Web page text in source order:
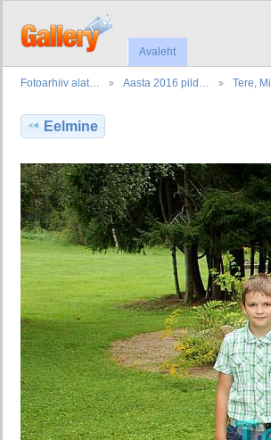
Avaleht
Fotoarhiiv alat… Aasta 2016 pild… Tere,
Eelmine